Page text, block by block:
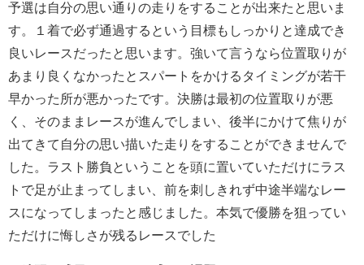
予選は自分の思い通りの走りをすることが出来たと思いま
す。１着で必ず通過するという目標もしっかりと達成でき
良いレースだったと思います。強いて言うなら位置取りが
あまり良くなかったとスパートをかけるタイミングが若干
早かった所が悪かったです。決勝は最初の位置取りが悪
く、そのままレースが進んでしまい、後半にかけて焦りが
出てきて自分の思い描いた走りをすることができませんで
した。ラスト勝負ということを頭に置いていただけにラス
トで足が止まってしまい、前を刺しきれず中途半端なレー
スになってしまったと感じました。本気で優勝を狙ってい
ただけに悔しさが残るレースでした